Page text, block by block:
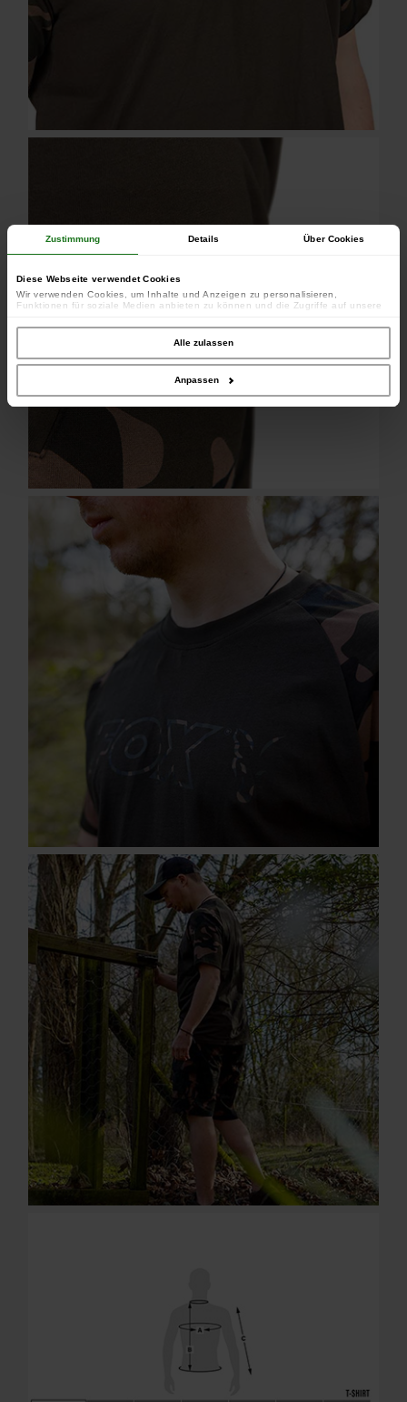
Zustimmung Details Über Cookies
Diese Webseite verwendet Cookies
Wir verwenden Cookies, um Inhalte und Anzeigen zu personalisieren,
Funktionen für soziale Medien anbieten zu können und die Zugriffe auf unsere
unserer Website an unsere Partner für soziale Medien, Werbung und Analysen
weiter. Unsere Partner führen diese Informationen möglicherweise mit weiteren
Daten zusammen, die Sie ihnen bereitgestellt haben oder die sie im Rahmen
Ihrer Nutzung der Dienste gesammelt haben.
Alle zulassen
Anpassen